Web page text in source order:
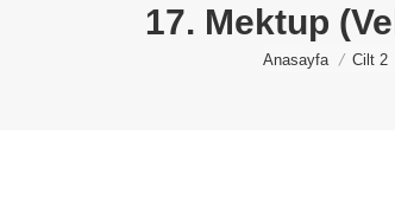
17. Mektup
You are here:
Anasayfa Cilt 2